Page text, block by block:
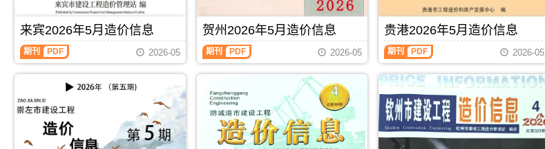
价
信
息
期
信
息
期
刊
图
预
算
编
制，
于
桂
工
同
价
款
确
定
与
整，
成
本
管
控，
属
于
北
海
市
工
程
由
河
池
市
建
工
程
信
玉
林
市
建
设
工
程
造
价
信
息
来宾2026年5月造价信息
期刊 PDF 2026-05
贺州2026年5月造价信息
期刊 PDF 2026-05
贵港2026年5月造价信息
期刊 PDF 2026-05